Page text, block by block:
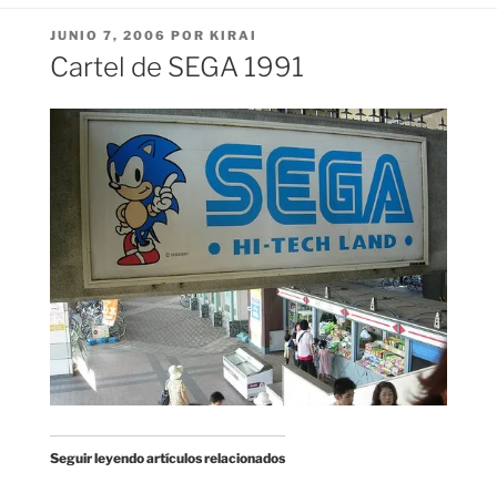
PUBLICADO
EL
JUNIO 7, 2006 POR KIRAI
Cartel de SEGA 1991
Seguir leyendo artículos relacionados